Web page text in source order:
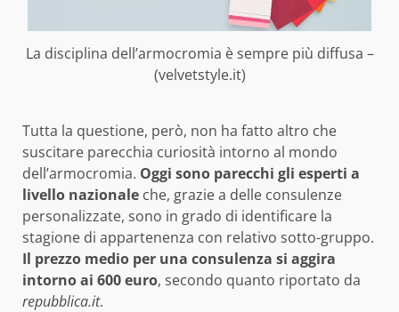
La disciplina dell’armocromia è sempre più diffusa –
(velvetstyle.it)
Tutta la questione, però, non ha fatto altro che
suscitare parecchia curiosità intorno al mondo
dell’armocromia. Oggi sono parecchi gli esperti a
livello nazionale che, grazie a delle consulenze
personalizzate, sono in grado di identificare la
stagione di appartenenza con relativo sotto-gruppo.
Il prezzo medio per una consulenza si aggira
intorno ai 600 euro, secondo quanto riportato da
repubblica.it.